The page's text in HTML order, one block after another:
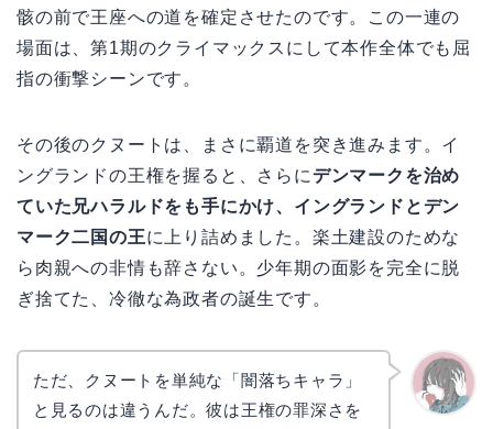
骸の前で王座への道を確定させたのです。この一連の
場面は、第1期のクライマックスにして本作全体でも屈
指の衝撃シーンです。
その後のクヌートは、まさに覇道を突き進みます。イ
ングランドの王権を握ると、さらに デンマークを治め
ていた兄ハラルドをも手にかけ、イングランドとデン
マーク二国の王に上り詰めました。楽土建設のためな
ら肉親への非情も辞さない。少年期の面影を完全に脱
ぎ捨てた、冷徹な為政者の誕生です。
ただ、クヌートを単純な「闇落ちキャラ」
と見るのは違うんだ。彼は王権の罪深さを